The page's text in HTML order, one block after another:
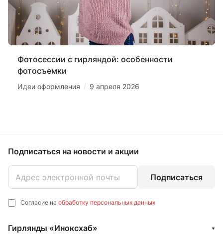
Фотосессии с гирляндой: особенности
фотосъемки
Идеи оформления / 9 апреля 2026
Подписаться на новости и акции
Подписаться
Согласие на обработку персональных данных
Гирлянды «Иноксхаб»